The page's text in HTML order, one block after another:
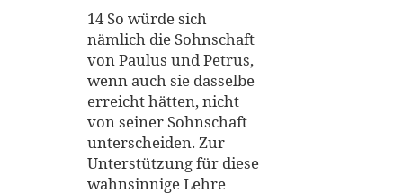
14 So würde sich
nämlich die Sohnschaft
von Paulus und Petrus,
wenn auch sie dasselbe
erreicht hätten, nicht
von seiner Sohnschaft
unterscheiden. Zur
Unterstützung für diese
wahnsinnige Lehre